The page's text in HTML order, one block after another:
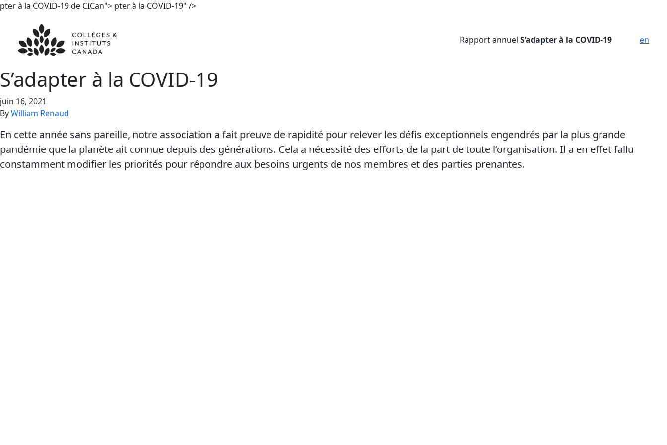
pter à la COVID-19 de CICan"> pter à la COVID-19" />
Rapport annuel S’adapter à la COVID-19 en
S’adapter à la COVID-19
juin 16, 2021
ByWilliam Renaud
En cette année sans pareille, notre association a fait preuve de rapidité pour relever les défis exceptionnels engendrés par la plus grande
pandémie que la planète ait connue depuis des générations. Cela a nécessité des efforts de la part de toute l’organisation. Il a en effet fallu
constamment modifier les priorités pour répondre aux besoins urgents de nos membres et des parties prenantes.